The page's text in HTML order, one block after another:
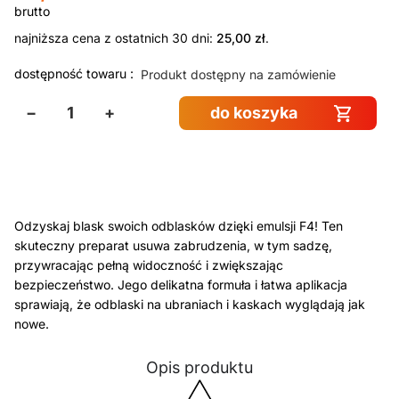
Odzyskaj blask swoich odblasków dzięki emulsji F4! Ten
skuteczny preparat usuwa zabrudzenia, w tym sadzę,
przywracając pełną widoczność i zwiększając
bezpieczeństwo. Jego delikatna formuła i łatwa aplikacja
sprawiają, że odblaski na ubraniach i kaskach wyglądają jak
nowe.
Opis produktu
najniższa cena z ostatnich 30 dni: 25,00 zł.
dostępność towaru : Produkt dostępny na zamówienie
− + do koszyka